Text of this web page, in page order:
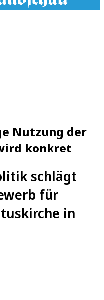
Nutzung der
konkret
schlägt
für
in